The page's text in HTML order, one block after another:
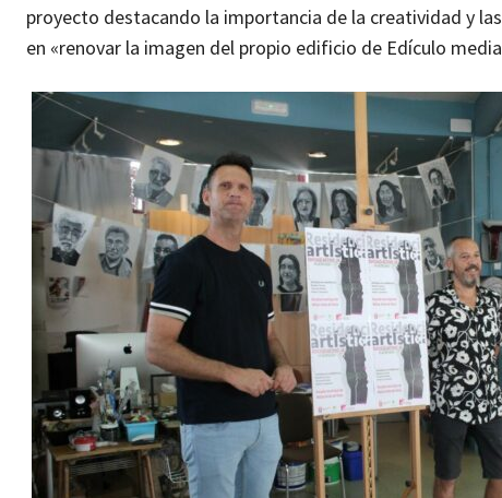
proyecto destacando la importancia de la creatividad y
en «renovar la imagen del propio edificio de Edículo